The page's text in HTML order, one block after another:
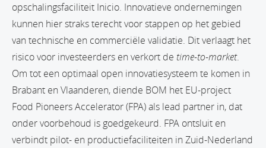
opschalingsfaciliteit Inicio. Innovatieve ondernemingen
kunnen hier straks terecht voor stappen op het gebied
van technische en commerciële validatie. Dit verlaagt het
risico voor investeerders en verkort de time-to-market.
Om tot een optimaal open innovatiesysteem te komen in
Brabant en Vlaanderen, diende BOM het EU-project
Food Pioneers Accelerator (FPA) als lead partner in, dat
onder voorbehoud is goedgekeurd. FPA ontsluit en
verbindt pilot- en productiefaciliteiten in Zuid-Nederland